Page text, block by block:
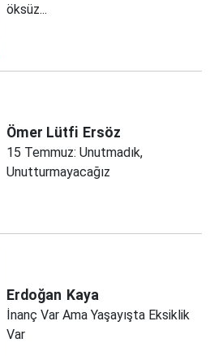
öksüz...
Ömer Lütfi Ersöz
15 Temmuz: Unutmadık,
Unutturmayacağız
Erdoğan Kaya
İnanç Var Ama Yaşayışta Eksiklik
Var